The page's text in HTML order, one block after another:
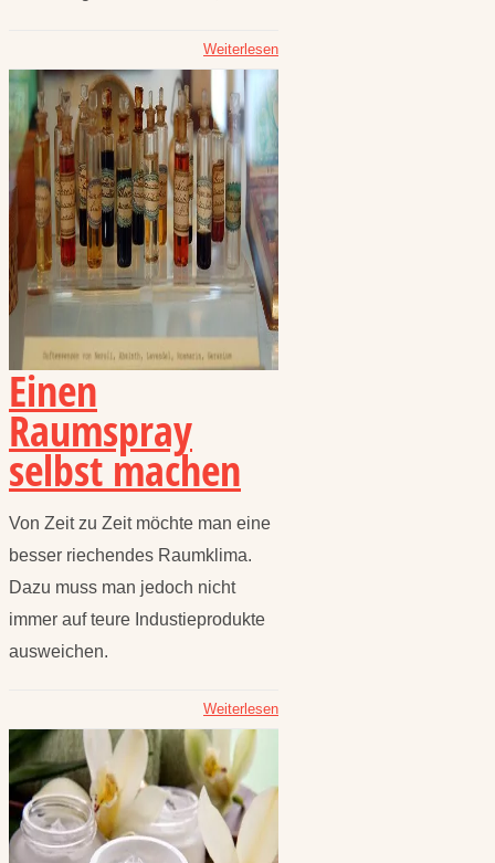
Weiterlesen
Einen
Raumspray
selbst machen
Von Zeit zu Zeit möchte man eine
besser riechendes Raumklima.
Dazu muss man jedoch nicht
immer auf teure Industieprodukte
ausweichen.
Weiterlesen